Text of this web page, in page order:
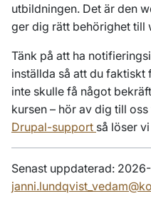
utbildningen. Det är den
ger dig rätt behörighet till
Tänk på att ha
inställda så att du faktiskt
inte skulle få något
kursen – hör av dig till oss
Drupal-support så löser
Senast uppdaterad: 2026-